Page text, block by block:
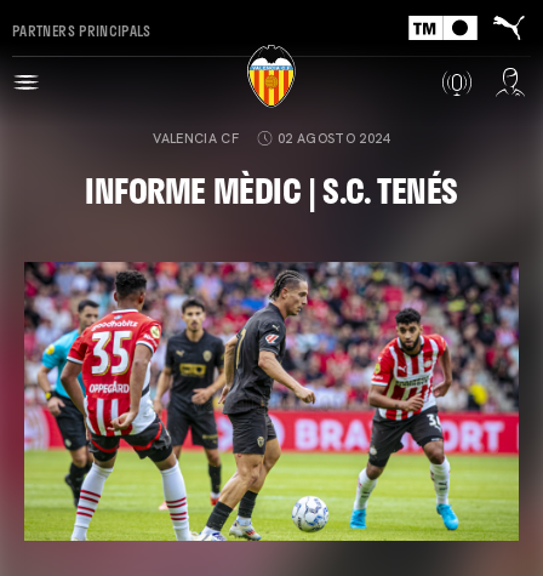
PARTNERS PRINCIPALS
VALENCIA CF 02 AGOSTO 2024
INFORME MÈDIC | S.C. TENÉS